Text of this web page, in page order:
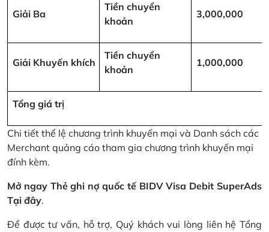
Giải Ba
Tiền chuyển
khoản
3,000,000
Giải Khuyến khích
Tiền chuyển
khoản
1,000,000
Tổng giá trị
Chi tiết thể lệ chương trình khuyến mại và Danh sách các
Merchant quảng cáo tham gia chương trình khuyến mại
đính kèm.
Mở ngay Thẻ ghi nợ quốc tế BIDV Visa Debit SuperAds
Tại đây.
Để được tư vấn, hỗ trợ, Quý khách vui lòng liên hệ Tổng